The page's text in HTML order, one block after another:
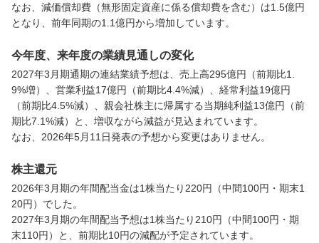
なお、減価償却費（無形固定資産に係る償却費を含む）は1.5億円
となり、前年同期の1.1億円から増加しています。
今年度、来年度の業績見通しの変化
2027年3月期通期の連結業績予想は、売上高295億円（前期比1.
9%増）、営業利益17億円（前期比4.4%減）、経常利益19億円
（前期比4.5%減）、親会社株主に帰属する当期純利益13億円（前
期比7.1%減）と、増収ながら減益が見込まれています。
なお、2026年5月11日発表の予想から変更はありません。
株主還元
2026年3月期の年間配当金は1株当たり220円（中間100円・期末1
20円）でした。
2027年3月期の年間配当予想は1株当たり210円（中間100円・期
末110円）と、前期比10円の減配が予定されています。